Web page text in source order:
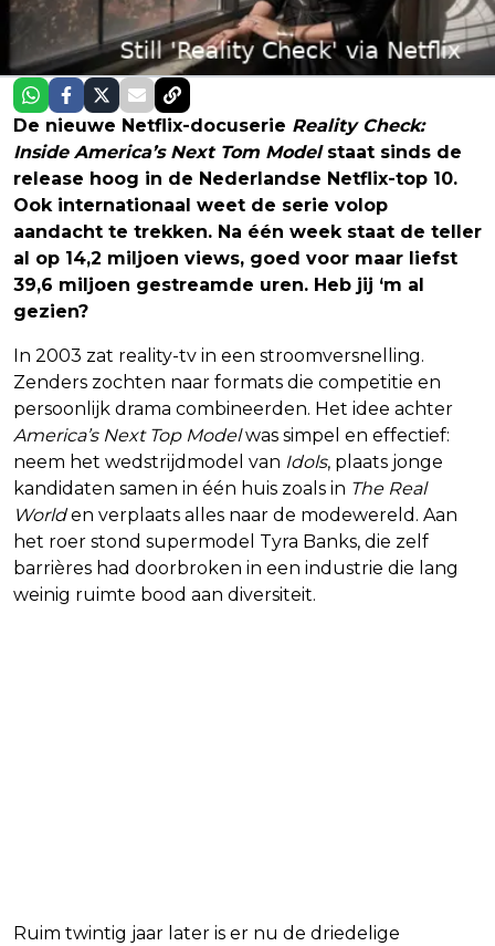
De nieuwe Netflix-docuserie Reality Check:
Inside America’s Next Tom Modelstaat sinds de
release hoog in de Nederlandse Netflix-top 10.
Ook internationaal weet de serie volop
aandacht te trekken. Na één week staat de teller
al op 14,2 miljoen views, goed voor maar liefst
39,6 miljoen gestreamde uren. Heb jij ‘m al
gezien?
In 2003 zat reality-tv in een stroomversnelling.
Zenders zochten naar formats die competitie en
persoonlijk drama combineerden. Het idee achter
America’s Next Top Modelwas simpel en effectief:
neem het wedstrijdmodel van Idols, plaats jonge
kandidaten samen in één huis zoals in The Real
Worlden verplaats alles naar de modewereld. Aan
het roer stond supermodel Tyra Banks, die zelf
barrières had doorbroken in een industrie die lang
weinig ruimte bood aan diversiteit.
Ruim twintig jaar later is er nu de driedelige